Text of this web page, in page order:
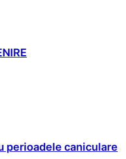
perioadele caniculare